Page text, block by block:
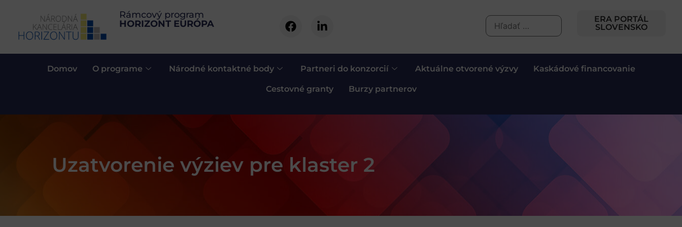
Rámcový program
HORIZONT EURÓPA
ERA PORTÁL
SLOVENSKO
Domov O programe Národné kontaktné body Partneri do konzorcií Aktuálne otvorené výzvy Kaskádové financovanie
Cestovné granty Burzy partnerov
Uzatvorenie výziev pre klaster 2